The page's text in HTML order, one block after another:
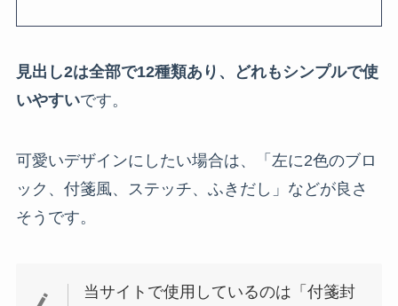
見出し2は全部で12種類あり、どれもシンプルで使
いやすいです。
可愛いデザインにしたい場合は、「左に2色のブロ
ック、付箋風、ステッチ、ふきだし」などが良さ
そうです。
当サイトで使用しているのは「付箋封